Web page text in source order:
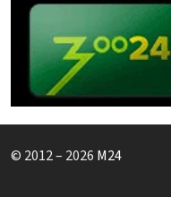
© 2012 – 2026 M24